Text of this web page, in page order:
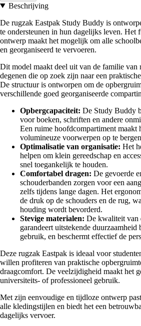
Beschrijving
De rugzak Eastpak Study Buddy is
te ondersteunen in hun dagelijks leven. Het
ontwerp maakt het mogelijk om alle
en georganiseerd te vervoeren.
Dit model maakt deel uit van de familie van
degenen die op zoek zijn naar een
De structuur is ontworpen om de
verschillende goed georganiseerde
Opbergcapaciteit: De Study Buddy
voor boeken, schriften en andere
Een ruime hoofdcompartiment maakt
volumineuze voorwerpen op te
Optimalisatie van organisatie: Het
helpen om klein gereedschap en
snel toegankelijk te houden.
Comfortabel dragen: De gevoerde
schouderbanden zorgen voor een
zelfs tijdens lange dagen. Het
de druk op de schouders en de rug,
houding wordt bevorderd.
Stevige materialen: De kwaliteit van
garandeert uitstekende
gebruik, en beschermt effectief de
Deze rugzak Eastpak is ideaal voor
willen profiteren van praktische
draagcomfort. De veelzijdigheid maakt het
universiteits- of professioneel gebruik.
Met zijn eenvoudige en tijdloze ontwerp
alle kledingstijlen en biedt het een
dagelijks vervoer.